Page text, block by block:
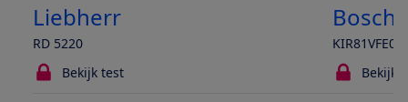
Liebherr
RD 5220
Bosch
KIR81VFE0
Bekijk test
Bekijk